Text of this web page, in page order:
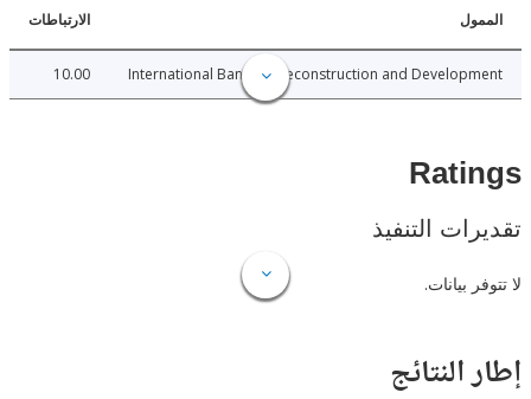
الارتباطات
International Bank for Reconstruction and
10.00
التنفيذ
بيانات.